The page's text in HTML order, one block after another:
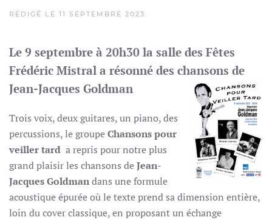
RÉDIGÉ LE 11 SEPTEMBRE 2023 .
Le 9 septembre à 20h30 la salle des Fêtes
Frédéric Mistral a résonné des chansons de
Jean-Jacques Goldman
Trois voix, deux guitares, un piano, des
percussions, le groupeChansons pour
veiller tard a repris pour notre plus
grand plaisir les chansons deJean-
Jacques Goldmandans une formule
acoustique épurée où le texte prend sa dimension entière,
loin du cover classique, en proposant un échange